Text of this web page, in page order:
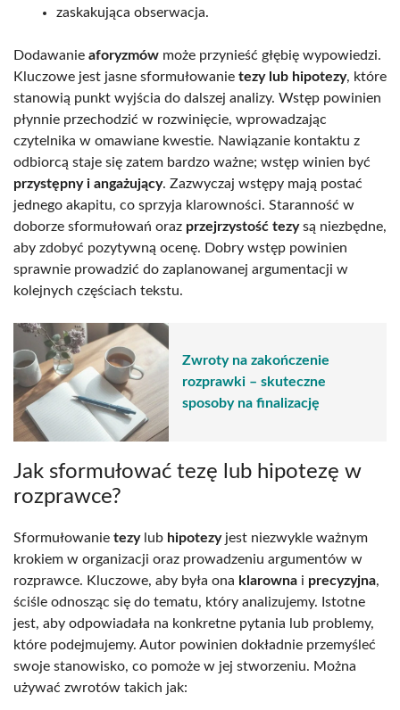
zaskakująca obserwacja.
Dodawanie aforyzmów może przynieść głębię wypowiedzi.
Kluczowe jest jasne sformułowanie tezy lub hipotezy, które
stanowią punkt wyjścia do dalszej analizy. Wstęp powinien
płynnie przechodzić w rozwinięcie, wprowadzając
czytelnika w omawiane kwestie. Nawiązanie kontaktu z
odbiorcą staje się zatem bardzo ważne; wstęp winien być
przystępny i angażujący. Zazwyczaj wstępy mają postać
jednego akapitu, co sprzyja klarowności. Staranność w
doborze sformułowań oraz przejrzystość tezysą niezbędne,
aby zdobyć pozytywną ocenę. Dobry wstęp powinien
sprawnie prowadzić do zaplanowanej argumentacji w
kolejnych częściach tekstu.
Zwroty na zakończenie
rozprawki – skuteczne
sposoby na finalizację
Jak sformułować tezę lub hipotezę w
rozprawce?
Sformułowanie tezylub hipotezyjest niezwykle ważnym
krokiem w organizacji oraz prowadzeniu argumentów w
rozprawce. Kluczowe, aby była ona klarowna i precyzyjna,
ściśle odnosząc się do tematu, który analizujemy. Istotne
jest, aby odpowiadała na konkretne pytania lub problemy,
które podejmujemy. Autor powinien dokładnie przemyśleć
swoje stanowisko, co pomoże w jej stworzeniu. Można
używać zwrotów takich jak: